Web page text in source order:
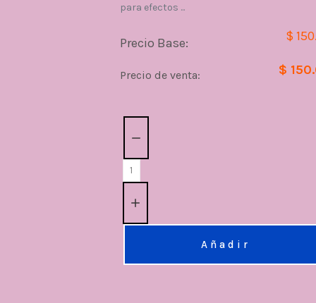
para efectos ...
Precio Base: $
Precio de venta: $
Añadir